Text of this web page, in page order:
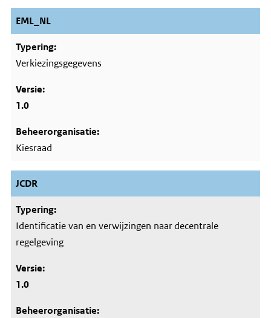
EML_NL
Verkiezingsgegevens
1.0
Kiesraad
JCDR
Identificatie van en verwijzingen naar decentrale
regelgeving
1.0